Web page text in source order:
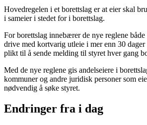
Hovedregelen i et borettslag er at eier skal
i sameier i stedet for i borettslag.
For borettslag innebærer de nye reglene
drive med kortvarig utleie i mer enn 30
plikt til å sende melding til styret hver gang
Med de nye reglene gis andelseiere i
kommuner og andre juridisk personer som
nødvendig å søke styret.
Endringer fra i dag